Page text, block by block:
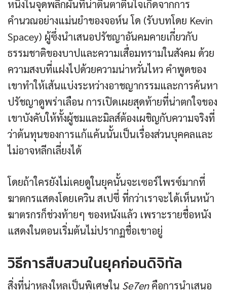
หนึ่งในจุดพลิกผันที่น่าตื่นตาตื่นใจเกิดจากการ
คำนวณอย่างแม่นยำของจอห์น โด (รับบทโดย Kevin
Spacey) ผู้ซึ่งนำเสนอปรัชญาอันคมคายเกี่ยวกับ
ธรรมชาติของบาปและความเสื่อมทรามในสังคม ด้วย
ความสงบที่แฝงไปด้วยความน่าหวั่นไหว คำพูดของ
เขาทำให้เส้นแบ่งระหว่างอาชญากรรมและการค้นหา
ปรัชญาดูพร่าเลือน การเปิดเผยสุดท้ายที่น่าตกใจของ
เขาบังคับให้ทั้งผู้ชมและมิลส์ต้องเผชิญกับความจริงที่
ว่าต้นทุนของการแก้แค้นนั้นเป็นเรื่องส่วนบุคคลและ
ไม่อาจหลีกเลี่ยงได้
โดยถ้าใครยังไม่เคยดูในยุคนั้นจะเซอร์ไพรซ์มากที่
ฆาตกรแสดงโดยเควิน สเปซี่ ที่กว่าเราจะได้เห็นหน้า
ฆาตรกรก็ช่วงท้ายๆ ของหนังแล้ว เพราะรายชื่อหนัง
แสดงในตอนเริ่มต้นไม่ปรากฏชื่อเขาอยู่
วิธีการสืบสวนในยุคก่อนดิจิทัล
สิ่งที่น่าหลงใหลเป็นพิเศษใน Se7enคือการนำเสนอ